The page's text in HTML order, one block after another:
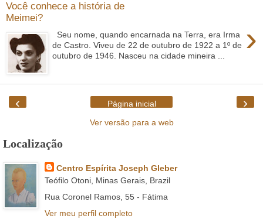
Você conhece a história de
Meimei?
›
Seu nome, quando encarnada na Terra, era Irma
de Castro. Viveu de 22 de outubro de 1922 a 1º de
outubro de 1946. Nasceu na cidade mineira ...
‹ ›
Página inicial
Ver versão para a web
Localização
Centro Espírita Joseph Gleber
Teófilo Otoni, Minas Gerais, Brazil
Rua Coronel Ramos, 55 - Fátima
Ver meu perfil completo